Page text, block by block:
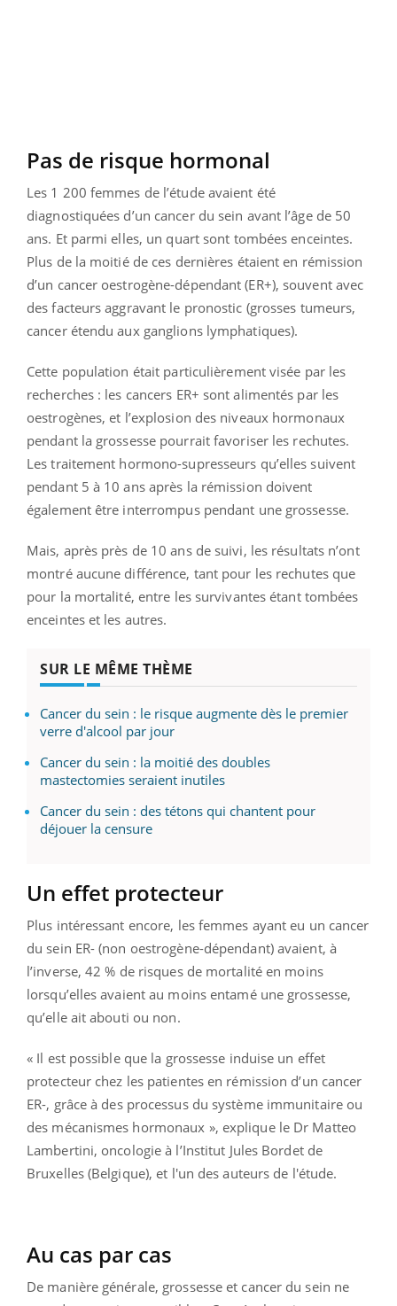
Pas de risque hormonal
Les 1 200 femmes de l’étude avaient été
diagnostiquées d’un cancer du sein avant l’âge de 50
ans. Et parmi elles, un quart sont tombées enceintes.
Plus de la moitié de ces dernières étaient en rémission
d’un cancer oestrogène-dépendant (ER+), souvent avec
des facteurs aggravant le pronostic (grosses tumeurs,
cancer étendu aux ganglions lymphatiques).
Cette population était particulièrement visée par les
recherches : les cancers ER+ sont alimentés par les
oestrogènes, et l’explosion des niveaux hormonaux
pendant la grossesse pourrait favoriser les rechutes.
Les traitement hormono-supresseurs qu’elles suivent
pendant 5 à 10 ans après la rémission doivent
également être interrompus pendant une grossesse.
Mais, après près de 10 ans de suivi, les résultats n’ont
montré aucune différence, tant pour les rechutes que
pour la mortalité, entre les survivantes étant tombées
enceintes et les autres.
SUR LE MÊME THÈME
Cancer du sein : le risque augmente dès le premier
verre d'alcool par jour
Cancer du sein : la moitié des doubles
mastectomies seraient inutiles
Cancer du sein : des tétons qui chantent pour
déjouer la censure
Un effet protecteur
Plus intéressant encore, les femmes ayant eu un cancer
du sein ER- (non oestrogène-dépendant) avaient, à
l’inverse, 42 % de risques de mortalité en moins
lorsqu’elles avaient au moins entamé une grossesse,
qu’elle ait abouti ou non.
« Il est possible que la grossesse induise un effet
protecteur chez les patientes en rémission d’un cancer
ER-, grâce à des processus du système immunitaire ou
des mécanismes hormonaux », explique le Dr Matteo
Lambertini, oncologie à l’Institut Jules Bordet de
Bruxelles (Belgique), et l'un des auteurs de l'étude.
Au cas par cas
De manière générale, grossesse et cancer du sein ne